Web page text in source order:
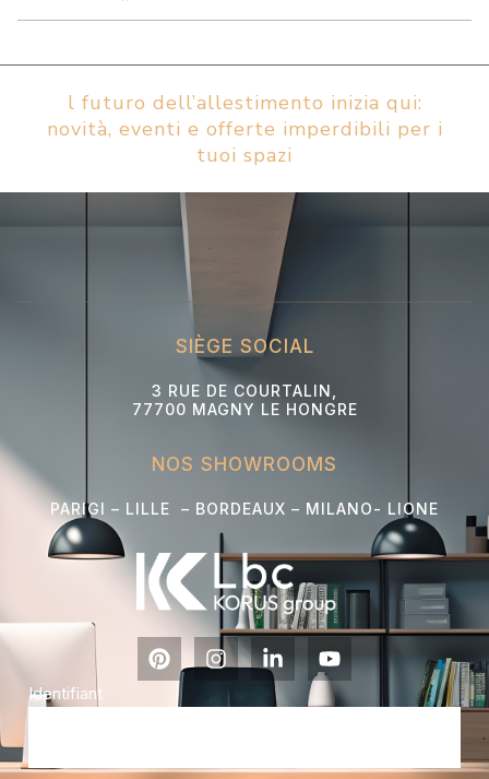
l futuro dell’allestimento inizia qui:
novità, eventi e offerte imperdibili per i
tuoi spazi
SIÈGE SOCIAL
3 RUE DE COURTALIN,
77700 MAGNY LE HONGRE
NOS SHOWROOMS
PARIGI – LILLE – BORDEAUX – MILANO- LIONE
Identifiant